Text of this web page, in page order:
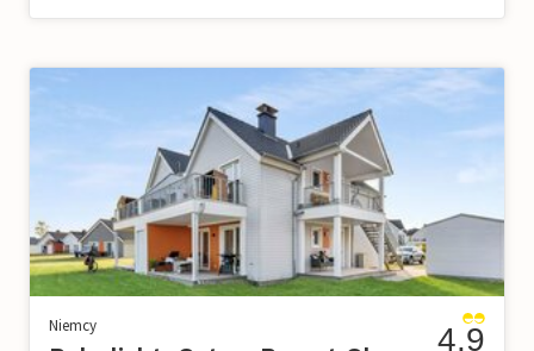
Niemcy 4.9